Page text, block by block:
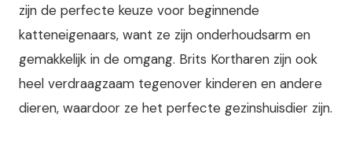
zijn de perfecte keuze voor beginnende
katteneigenaars, want ze zijn onderhoudsarm en
gemakkelijk in de omgang. Brits Kortharen zijn ook
heel verdraagzaam tegenover kinderen en andere
dieren, waardoor ze het perfecte gezinshuisdier zijn.